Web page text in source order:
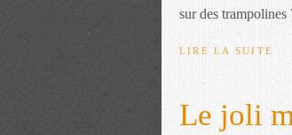
sur des
LIRE LA SUITE
Le joli